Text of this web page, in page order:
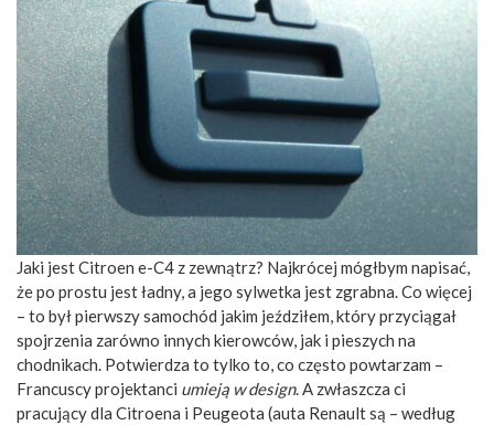
Jaki jest Citroen e-C4 z zewnątrz? Najkrócej mógłbym napisać,
że po prostu jest ładny, a jego sylwetka jest zgrabna. Co więcej
– to był pierwszy samochód jakim jeździłem, który przyciągał
spojrzenia zarówno innych kierowców, jak i pieszych na
chodnikach. Potwierdza to tylko to, co często powtarzam –
Francuscy projektanci umieją w design. A zwłaszcza ci
pracujący dla Citroena i Peugeota (auta Renault są – według